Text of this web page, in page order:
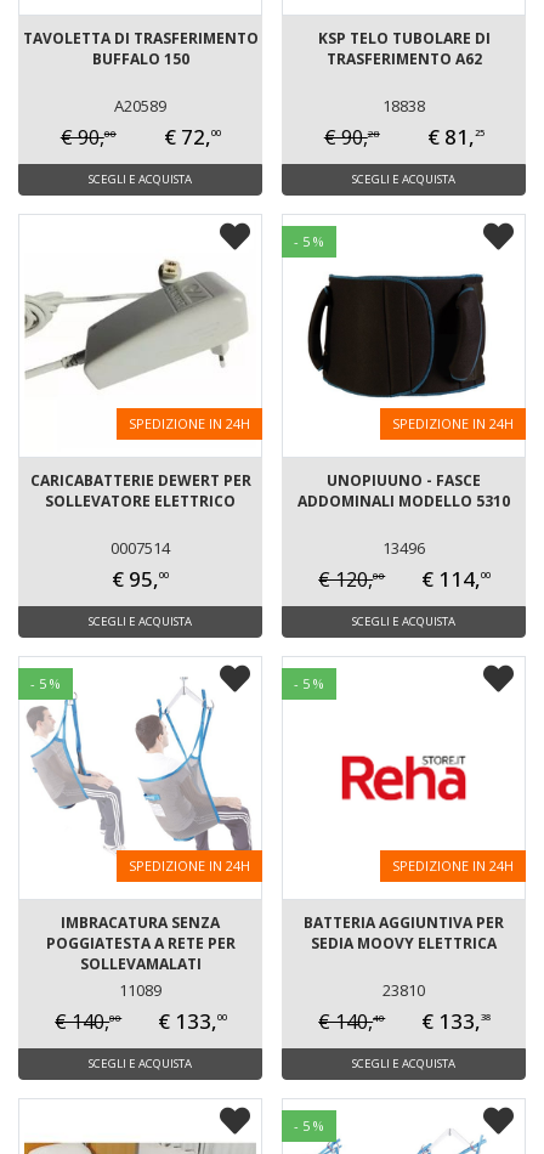
TAVOLETTA DI TRASFERIMENTO
BUFFALO 150
A20589
€ 90,00 € 72,00
SCEGLI E ACQUISTA
KSP TELO TUBOLARE DI
TRASFERIMENTO A62
18838
€ 90,28 € 81,25
SCEGLI E ACQUISTA
SPEDIZIONE IN 24H
CARICABATTERIE DEWERT PER
SOLLEVATORE ELETTRICO
0007514
€ 95,00
SCEGLI E ACQUISTA
- 5 %
SPEDIZIONE IN 24H
UNOPIUUNO - FASCE
ADDOMINALI MODELLO 5310
13496
€ 120,00 € 114,00
SCEGLI E ACQUISTA
- 5 %
SPEDIZIONE IN 24H
IMBRACATURA SENZA
POGGIATESTA A RETE PER
SOLLEVAMALATI
11089
€ 140,00 € 133,00
SCEGLI E ACQUISTA
- 5 %
SPEDIZIONE IN 24H
BATTERIA AGGIUNTIVA PER
SEDIA MOOVY ELETTRICA
23810
€ 140,40 € 133,38
SCEGLI E ACQUISTA
- 5 %